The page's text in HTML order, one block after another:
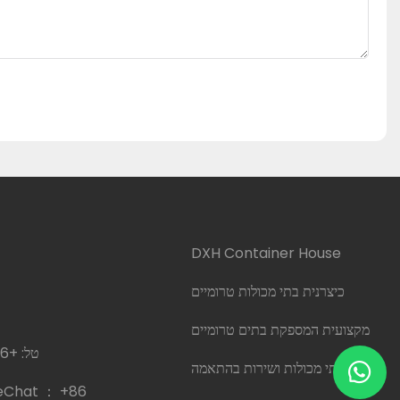
טל: +86 18020269337
： +86
DXH Container House
כיצרנית בתי מכולות טרומיים
מקצועית המספקת בתים טרומיים
ובתי מכולות ושירות בהתאמה